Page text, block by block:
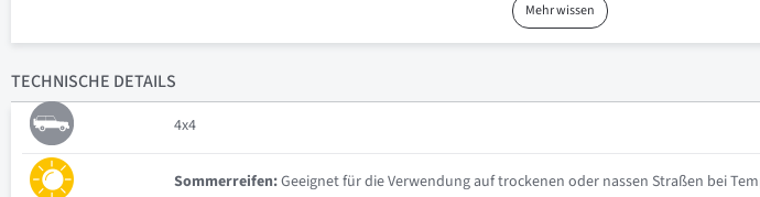
Mehr wissen
TECHNISCHE DETAILS
4x4
Sommerreifen:Geeignet für die Verwendung auf trockenen oder nassen Straßen bei